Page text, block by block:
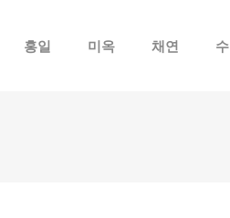
홍일 미옥 채연